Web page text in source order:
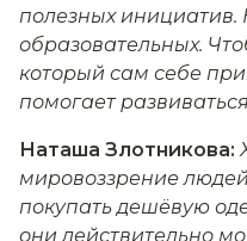
полезных инициатив.
образовательных.
который сам себе
помогает
Наташа Злотникова:
мировоззрение
покупать дешёвую
они действительно